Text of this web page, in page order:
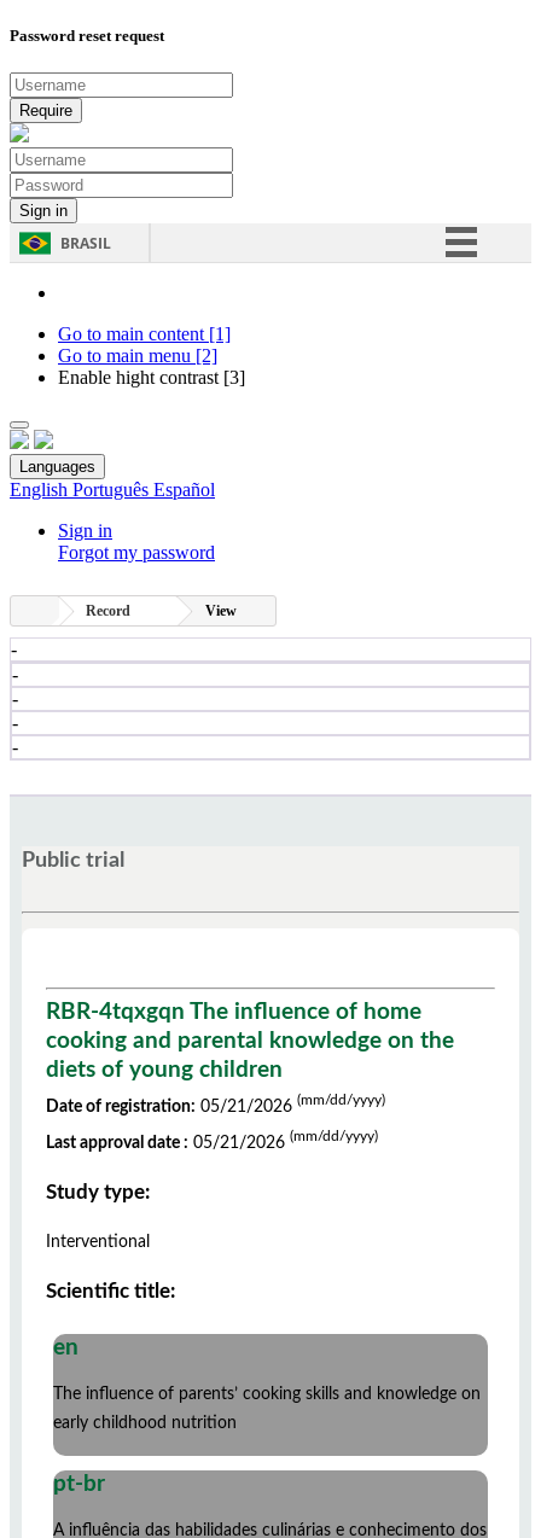
Password reset request
BRASIL
Go to main content [1]
Go to main menu [2]
Enable hight contrast [3]
Languages
English Português Español
Sign in
Forgot my password
Record View
-
-
-
-
-
Public trial
RBR-4tqxgqn The influence of home
cooking and parental knowledge on the
diets of young children
Date of registration: 05/21/2026 (mm/dd/yyyy)
Last approval date : 05/21/2026 (mm/dd/yyyy)
Study type:
Interventional
Scientific title:
en
The influence of parents’ cooking skills and knowledge on
early childhood nutrition
pt-br
A influência das habilidades culinárias e conhecimento dos